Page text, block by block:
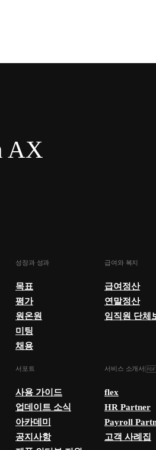
AX
성장과 성과
목표
평가
원온원
미팅
채용
급여와 복지
급여정산
연말정산
임직원 단체
서포트
사용 가이드
업데이트 소식
아카데미
공지사항
서비스 소개서
flex
HR Partner
Payroll
고객 사례집